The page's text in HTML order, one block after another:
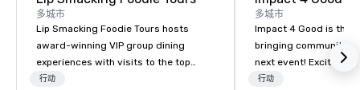
多城市
Lip Smacking Foodie Tours hosts
award-winning VIP group dining
experiences with visits to the top
restaurants throughout the United
行动
多城市
Impact 4 Good is the
bringing community
next event! Exciting
team building
行动